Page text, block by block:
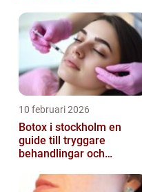
10 februari 2026
Botox i stockholm en
guide till tryggare
behandlingar och